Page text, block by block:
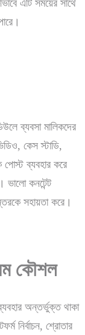
এটি সময়ের সাথে
ব্যবসা মালিকদের
কেস স্টাডি,
পোস্ট ব্যবহার করে
ভালো কনটেন্ট
সহায়তা করে।
কৌশল
অন্তর্ভুক্ত থাকা
নির্বাচন, শ্রোতার